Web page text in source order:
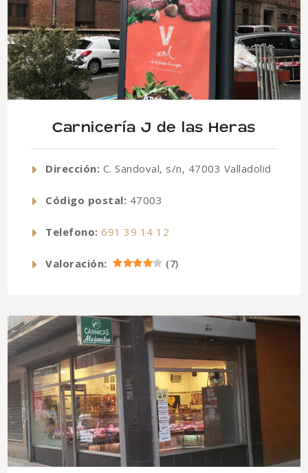
Carnicería J de las Heras
Dirección: C. Sandoval, s/n, 47003 Valladolid
Código postal: 47003
Telefono: 691 39 14 12
Valoración: (7)